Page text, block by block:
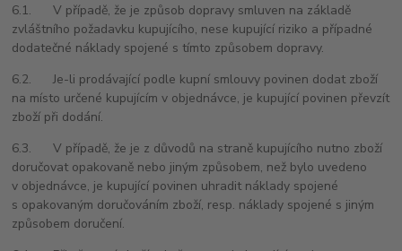
6.1. V případě, že je způsob dopravy smluven na základě
zvláštního požadavku kupujícího, nese kupující riziko a případné
dodatečné náklady spojené s tímto způsobem dopravy.
6.2. Je-li prodávající podle kupní smlouvy povinen dodat zboží
na místo určené kupujícím v objednávce, je kupující povinen převzít
zboží při dodání.
6.3. V případě, že je z důvodů na straně kupujícího nutno zboží
doručovat opakovaně nebo jiným způsobem, než bylo uvedeno
v objednávce, je kupující povinen uhradit náklady spojené
s opakovaným doručováním zboží, resp. náklady spojené s jiným
způsobem doručení.